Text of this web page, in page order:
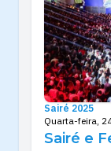
Sairé 2025
Quarta-feira,
Sairé e